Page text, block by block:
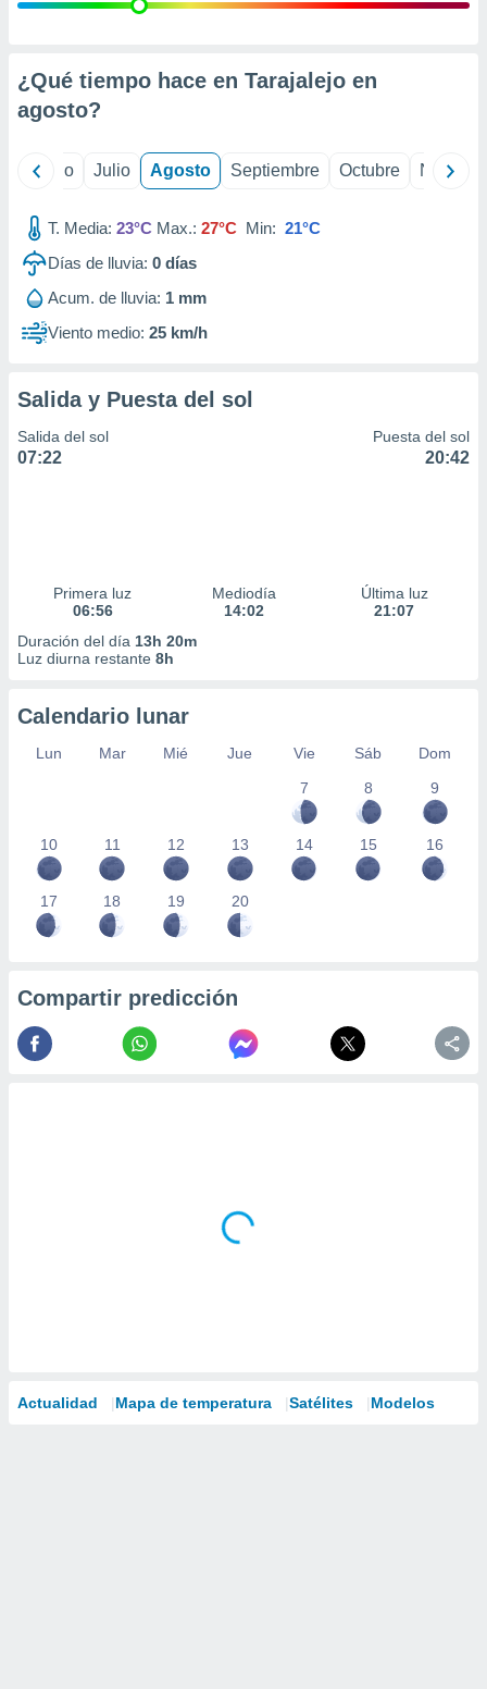
e
mediante
de
1199
¿Qué tiempo hace en Tarajalejo en
agosto?
Junio Julio Agosto Septiembre Octubre
T. Media: 23°C Max.: 27°C Min: 21°C
Días de lluvia: 0 días
Acum. de lluvia: 1 mm
Viento medio: 25 km/h
Salida y Puesta del sol
Salida del sol
07:22
Puesta del sol
20:42
Primera luz
06:56
Mediodía
14:02
Última luz
21:07
Duración del día 13h 20m
Luz diurna restante 8h
Calendario lunar
Lun Mar Mié Jue Vie Sáb
Dom
7
8 9
10 11 12 13 14 15 16
17 18 19 20
Compartir predicción
Actualidad Mapa de temperatura Satélites Modelos